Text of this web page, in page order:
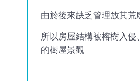
由於後來缺乏管理放其荒
所以房屋結構被榕樹入
的樹屋景觀